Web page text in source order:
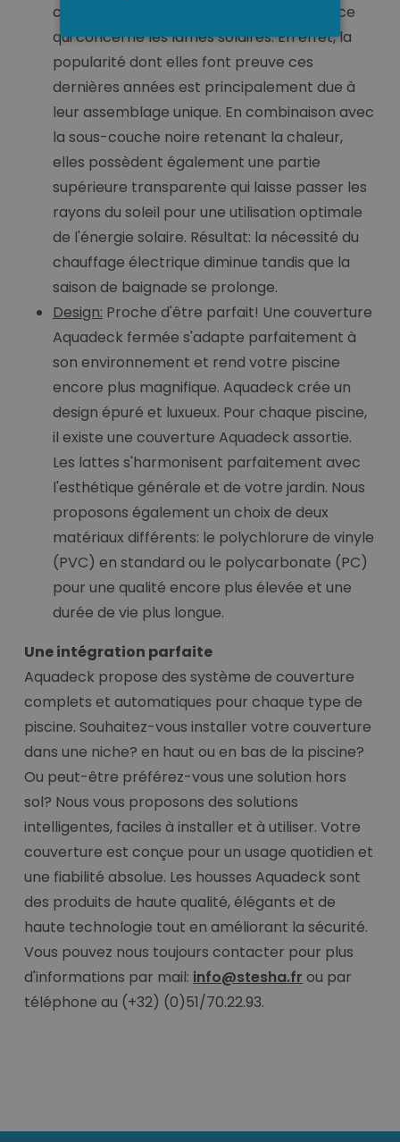
comme une marque haut de gamme en ce
qui concerne les lames solaires. En effet, la
popularité dont elles font preuve ces
dernières années est principalement due à
leur assemblage unique. En combinaison avec
la sous-couche noire retenant la chaleur,
elles possèdent également une partie
supérieure transparente qui laisse passer les
rayons du soleil pour une utilisation optimale
de l'énergie solaire. Résultat: la nécessité du
chauffage électrique diminue tandis que la
saison de baignade se prolonge.
Design: Proche d'être parfait! Une couverture
Aquadeck fermée s'adapte parfaitement à
son environnement et rend votre piscine
encore plus magnifique. Aquadeck crée un
design épuré et luxueux. Pour chaque piscine,
il existe une couverture Aquadeck assortie.
Les lattes s'harmonisent parfaitement avec
l'esthétique générale et de votre jardin. Nous
proposons également un choix de deux
matériaux différents: le polychlorure de vinyle
(PVC) en standard ou le polycarbonate (PC)
pour une qualité encore plus élevée et une
durée de vie plus longue.
Une intégration parfaite
Aquadeck propose des système de couverture
complets et automatiques pour chaque type de
piscine. Souhaitez-vous installer votre couverture
dans une niche? en haut ou en bas de la piscine?
Ou peut-être préférez-vous une solution hors
sol? Nous vous proposons des solutions
intelligentes, faciles à installer et à utiliser. Votre
couverture est conçue pour un usage quotidien et
une fiabilité absolue. Les housses Aquadeck sont
des produits de haute qualité, élégants et de
haute technologie tout en améliorant la sécurité.
Vous pouvez nous toujours contacter pour plus
d'informations par mail: info@stesha.fr ou par
téléphone au (+32) (0)51/70.22.93.